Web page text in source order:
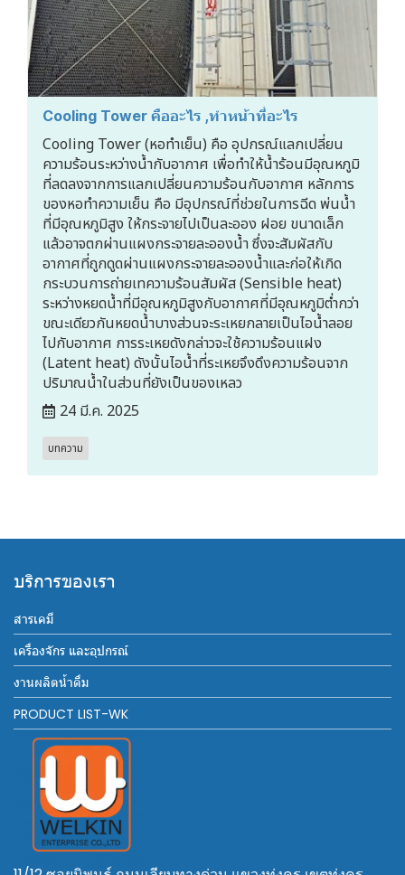
Cooling Tower คืออะไร ,ทำหน้าที่อะไร
Cooling Tower (หอทำเย็น) คือ อุปกรณ์แลกเปลี่ยน
ความร้อนระหว่างน้ำกับอากาศ เพื่อทำให้น้ำร้อนมีอุณหภูมิ
ที่ลดลงจากการแลกเปลี่ยนความร้อนกับอากาศ หลักการ
ของหอทำความเย็น คือ มีอุปกรณ์ที่ช่วยในการฉีด พ่นน้ำ
ที่มีอุณหภูมิสูง ให้กระจายไปเป็นละออง ฝอย ขนาดเล็ก
แล้วอาจตกผ่านแผงกระจายละอองน้ำ ซึ่งจะสัมผัสกับ
อากาศที่ถูกดูดผ่านแผงกระจายละอองน้ำและก่อให้เกิด
กระบวนการถ่ายเทความร้อนสัมผัส (Sensible heat)
ระหว่างหยดน้ำที่มีอุณหภูมิสูงกับอากาศที่มีอุณหภูมิต่ำกว่า
ขณะเดียวกันหยดน้ำบางส่วนจะระเหยกลายเป็นไอน้ำลอย
ไปกับอากาศ การระเหยดังกล่าวจะใช้ความร้อนแฝง
(Latent heat) ดังนั้นไอน้ำที่ระเหยจึงดึงความร้อนจาก
ปริมาณน้ำในส่วนที่ยังเป็นของเหลว
24 มี.ค. 2025
บทความ
บริการของเรา
สารเคมี
เครื่องจักร และอุปกรณ์
งานผลิตน้ำดื่ม
PRODUCT LIST-WK